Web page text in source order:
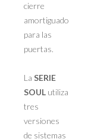
cierre
amortiguado
para las
puertas.
La SERIE
SOUL utiliza
tres
versiones
de sistemas